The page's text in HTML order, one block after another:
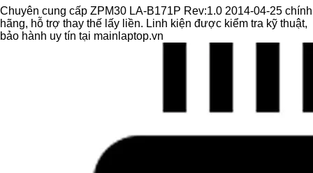
Chuyên cung cấp ZPM30 LA-B171P Rev:1.0 2014-04-25 chính
hãng, hỗ trợ thay thế lấy liền. Linh kiện được kiểm tra kỹ thuật,
bảo hành uy tín tại mainlaptop.vn